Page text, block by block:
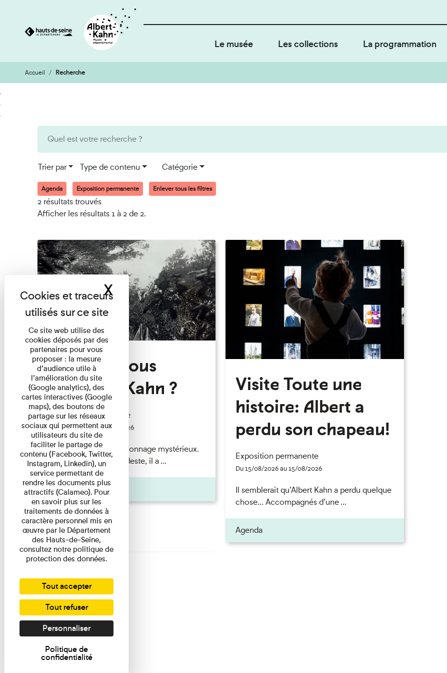
Aller
au
contenu
Aller
à
la
Le musée Les collections La programmation
Accueil Recherche
Trier par Type de contenu Catégorie
Agenda Exposition permanente Enlever tous les filtres
2 résultats trouvés
Afficher les résultats 1 à 2 de 2.
Qui êtes-vous
Monsieur Kahn ?
Exposition permanente
Du 15/08/2026 au 15/08/2026
Albert Kahn est un personnage mystérieux.
Banquier d'origine modeste, il a ...
Agenda
Visite Toute une
histoire: Albert a
perdu son chapeau!
Exposition permanente
Du 15/08/2026 au 15/08/2026
Il semblerait qu’Albert Kahn a perdu quelque
chose... Accompagnés d’une ...
Agenda
Ce site web utilise des
cookies déposés par des
partenaires pour vous
proposer : la mesure
d’audience utile à
l’amélioration du site
(Google analytics), des
cartes interactives (Google
maps), des boutons de
partage sur les réseaux
sociaux qui permettent aux
utilisateurs du site de
faciliter le partage de
contenu (Facebook, Twitter,
Instagram, Linkedin), un
service permettant de
rendre les documents plus
attractifs (Calameo). Pour
en savoir plus sur les
traitements de données à
caractère personnel mis en
œuvre par le Département
des Hauts-de-Seine,
consultez notre politique de
protection des données.
Tout accepter
Tout refuser
Personnaliser
Politique de
confidentialité
XMasquer le bandeau des cookies